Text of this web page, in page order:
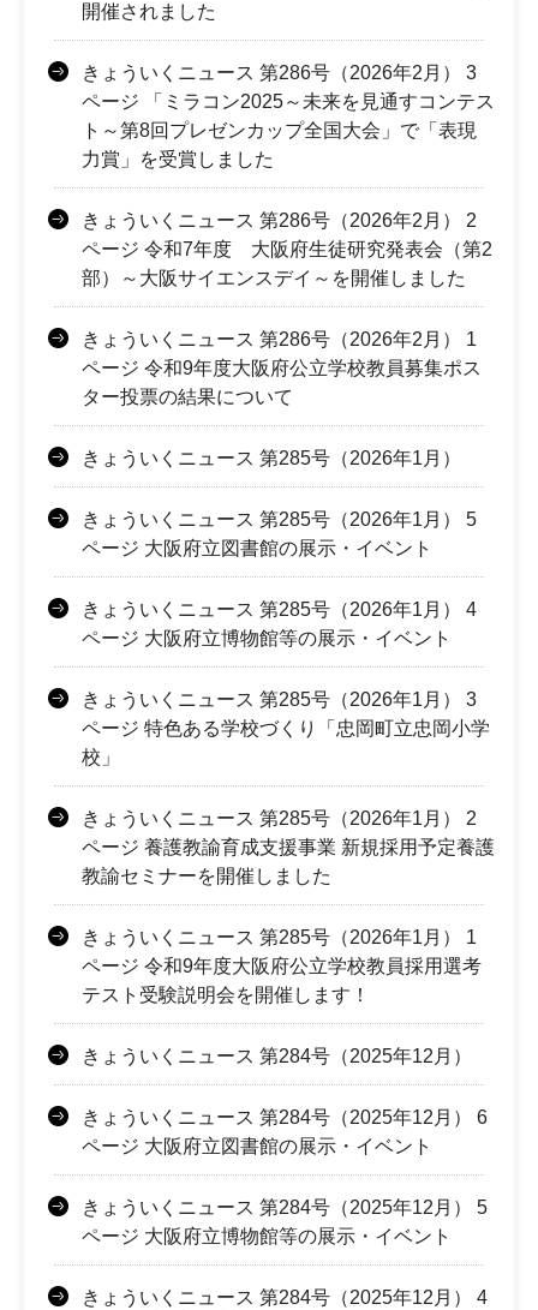
開催されました
きょういくニュース 第286号（2026年2月） 3
ページ 「ミラコン2025～未来を見通すコンテス
ト～第8回プレゼンカップ全国大会」で「表現
力賞」を受賞しました
きょういくニュース 第286号（2026年2月） 2
ページ 令和7年度 大阪府生徒研究発表会（第2
部）～大阪サイエンスデイ～を開催しました
きょういくニュース 第286号（2026年2月） 1
ページ 令和9年度大阪府公立学校教員募集ポス
ター投票の結果について
きょういくニュース 第285号（2026年1月）
きょういくニュース 第285号（2026年1月） 5
ページ 大阪府立図書館の展示・イベント
きょういくニュース 第285号（2026年1月） 4
ページ 大阪府立博物館等の展示・イベント
きょういくニュース 第285号（2026年1月） 3
ページ 特色ある学校づくり「忠岡町立忠岡小学
校」
きょういくニュース 第285号（2026年1月） 2
ページ 養護教諭育成支援事業 新規採用予定養護
教諭セミナーを開催しました
きょういくニュース 第285号（2026年1月） 1
ページ 令和9年度大阪府公立学校教員採用選考
テスト受験説明会を開催します！
きょういくニュース 第284号（2025年12月）
きょういくニュース 第284号（2025年12月） 6
ページ 大阪府立図書館の展示・イベント
きょういくニュース 第284号（2025年12月） 5
ページ 大阪府立博物館等の展示・イベント
きょういくニュース 第284号（2025年12月） 4